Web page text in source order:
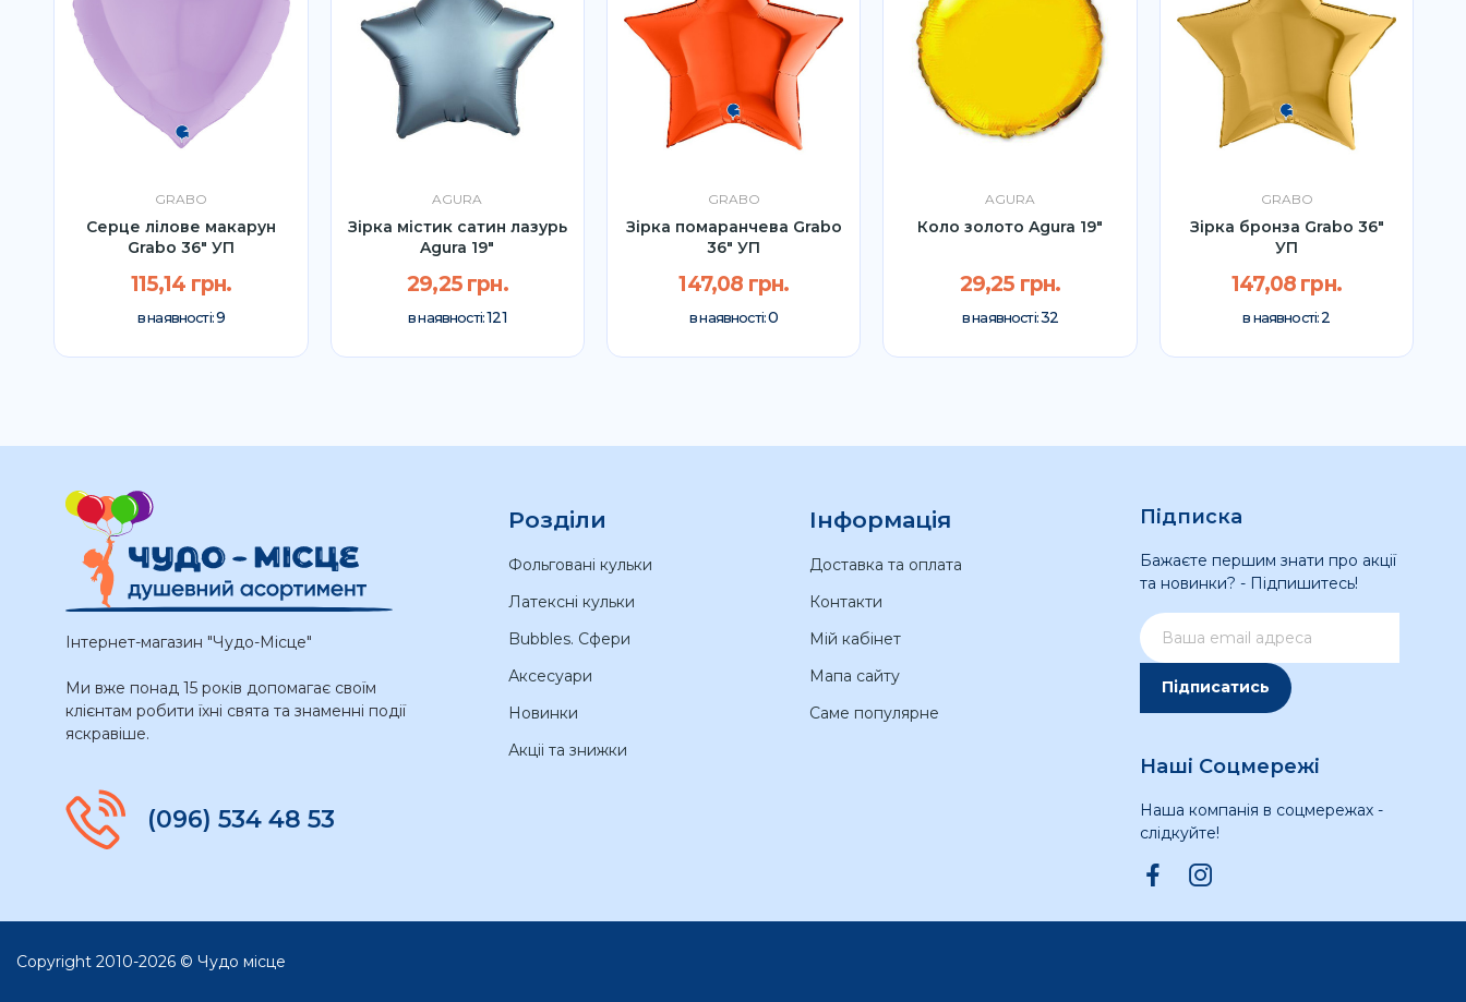
GRABO
Серце лілове макарун
Grabo 36″ УП
115,14 грн.
в наявності:9
AGURA
Зірка містик сатин лазурь
Agura 19"
29,25 грн.
в наявності:121
GRABO
Зірка помаранчева Grabo
36" УП
147,08 грн.
в наявності:0
AGURA
Коло золото Agura 19"
29,25 грн.
в наявності:32
GRABO
Зірка бронза Grabo 36"
УП
147,08 грн.
в наявності:2
Інтернет-магазин "Чудо-Місце"
Ми вже понад 15 років допомагає своїм
клієнтам робити їхні свята та знаменні події
яскравіше.
(096) 534 48 53
Розділи
Фольговані кульки
Латексні кульки
Bubbles. Сфери
Аксесуари
Новинки
Акціі та знижки
Інформація
Доставка та оплата
Контакти
Мій кабінет
Мапа сайту
Саме популярне
Підписка
Бажаєте першим знати про акції
та новинки? - Підпишитесь!
Підписатись
Наші Соцмережі
Наша компанія в соцмережах -
слідкуйте!
Copyright 2010-2026 © Чудо місце